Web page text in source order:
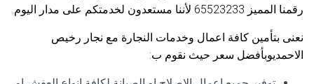
رقمنا المميز 65523233 لأننا مستعدون لخدمتكم على مدار اليوم.
نعنى بتأمين كافة اعمال وخدمات النجارة مع نجار رخيص
الاحمديوبأفضل سعر حيث نقوم ب: